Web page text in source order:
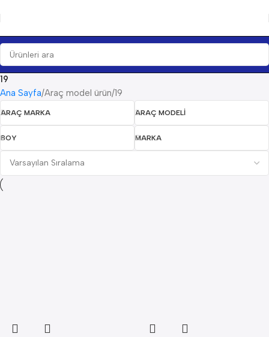
19
Ana Sayfa Araç model ürün 19
ARAÇ MARKA ARAÇ MODELI
BOY MARKA